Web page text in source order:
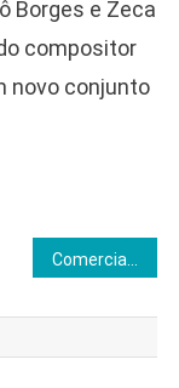
Borges e Zeca
compositor
novo conjunto